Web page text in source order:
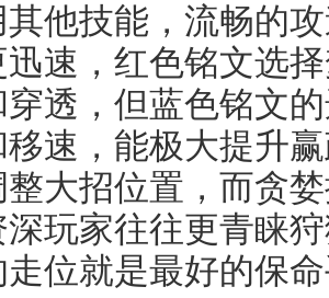
他技能，流畅的
速，红色铭文选
透，但蓝色铭文
移速，能极大提升
大招位置，而贪
玩家往往更青睐
位就是最好的保